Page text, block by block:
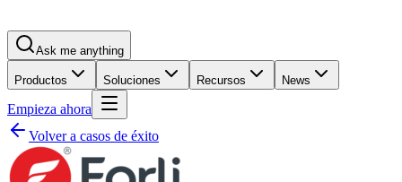
Ask me anything
Productos Soluciones Recursos News
Empieza ahora
Volver a casos de éxito